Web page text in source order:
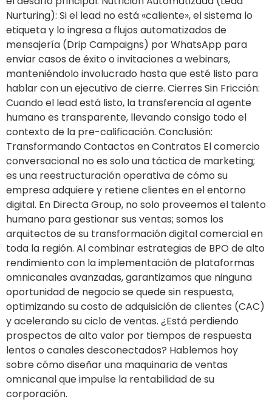
Nurturing): Si el lead no está «caliente», el sistema lo
etiqueta y lo ingresa a flujos automatizados de
mensajería (Drip Campaigns) por WhatsApp para
enviar casos de éxito o invitaciones a webinars,
manteniéndolo involucrado hasta que esté listo para
hablar con un ejecutivo de cierre. Cierres Sin Fricción:
Cuando el lead está listo, la transferencia al agente
humano es transparente, llevando consigo todo el
contexto de la pre-calificación. Conclusión:
Transformando Contactos en Contratos El comercio
conversacional no es solo una táctica de marketing;
es una reestructuración operativa de cómo su
empresa adquiere y retiene clientes en el entorno
digital. En Directa Group, no solo proveemos el talento
humano para gestionar sus ventas; somos los
arquitectos de su transformación digital comercial en
toda la región. Al combinar estrategias de BPO de alto
rendimiento con la implementación de plataformas
omnicanales avanzadas, garantizamos que ninguna
oportunidad de negocio se quede sin respuesta,
optimizando su costo de adquisición de clientes (CAC)
y acelerando su ciclo de ventas. ¿Está perdiendo
prospectos de alto valor por tiempos de respuesta
lentos o canales desconectados? Hablemos hoy
sobre cómo diseñar una maquinaria de ventas
omnicanal que impulse la rentabilidad de su
corporación.